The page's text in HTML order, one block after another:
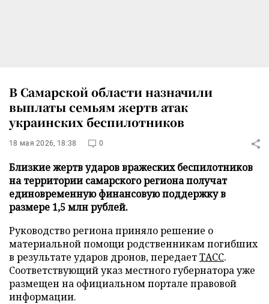
В Самарской области назначили
выплаты семьям жертв атак
украинских беспилотников
18 мая 2026, 18:38 0
Близкие жертв ударов вражеских беспилотников
на территории самарского региона получат
единовременную финансовую поддержку в
размере 1,5 млн рублей.
Руководство региона приняло решение о
материальной помощи родственникам погибших
в результате ударов дронов, передаетТАСС.
Соответствующий указ местного губернатора уже
размещен на официальном портале правовой
информации.